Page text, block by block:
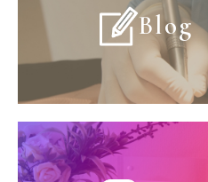
Blog